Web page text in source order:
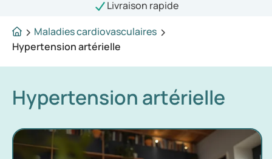
Livraison rapide
Maladies cardiovasculaires
Hypertension artérielle
Hypertension artérielle